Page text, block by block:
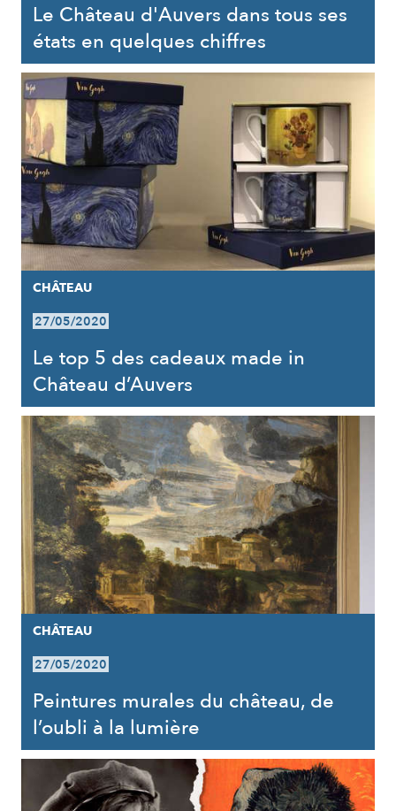
Le Château d'Auvers dans tous ses
états en quelques chiffres
CHÂTEAU
27/05/2020
Le top 5 des cadeaux made in
Château d’Auvers
CHÂTEAU
27/05/2020
Peintures murales du château, de
l’oubli à la lumière